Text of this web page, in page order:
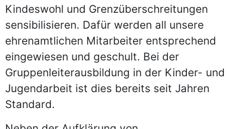
Kindeswohl und Grenzüberschreitungen
sensibilisieren. Dafür werden all unsere
ehrenamtlichen Mitarbeiter entsprechend
eingewiesen und geschult. Bei der
Gruppenleiterausbildung in der Kinder- und
Jugendarbeit ist dies bereits seit Jahren
Standard.